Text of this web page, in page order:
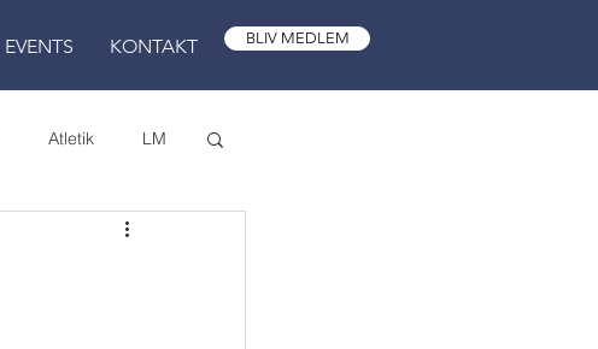
EVENTS KONTAKT BLIV MEDLEM
Atletik LM